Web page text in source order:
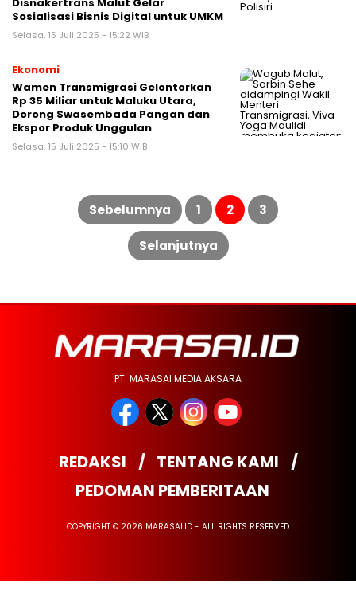
Disnakertrans Malut Gelar
Sosialisasi Bisnis Digital untuk UMKM
Selasa, 15 Juli 2025 - 15:22 WIB
Ekonomi
Wamen Transmigrasi Gelontorkan
Rp 35 Miliar untuk Maluku Utara,
Dorong Swasembada Pangan dan
Ekspor Produk Unggulan
Selasa, 15 Juli 2025 - 15:10 WIB
Paginasi
Sebelumnya 1 2 3
Selanjutnya
PT. MARASAI MEDIA AKSARA
REDAKSI
TENTANG KAMI
PEDOMAN PEMBERITAAN
COPYRIGHT © 2026 MARASAI.ID - ALL RIGHTS RESERVED